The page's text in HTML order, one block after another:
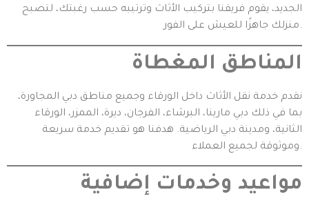
الجديد، يقوم فريقنا بتركيب الأثاث وترتيبه حسب رغبتك، لتصبح
منزلك جاهزًا للعيش على الفور.
المناطق المغطاة
نقدم خدمة نقل الأثاث داخل الورقاء وجميع مناطق دبي المجاورة،
بما في ذلك دبي مارينا، البرشاء، الفرجان، ديرة، الممزر، الورقاء
الثانية، ومدينة دبي الرياضية. هدفنا هو تقديم خدمة سريعة
وموثوقة لجميع العملاء.
مواعيد وخدمات إضافية